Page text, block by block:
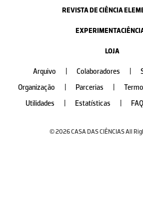
REVISTA DE CIÊNCIA
LOJA
Arquivo Colaboradores
Organização
Parcerias
Utilidades
Estatísticas
© 2026 CASA DAS CIÊNCIAS All